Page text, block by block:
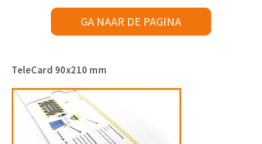
GA NAAR DE PAGINA
TeleCard 90x210 mm